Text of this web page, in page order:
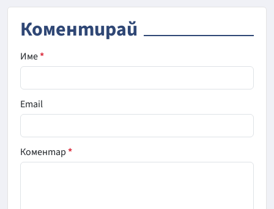
Коментирай
Име*
Email
Коментар*